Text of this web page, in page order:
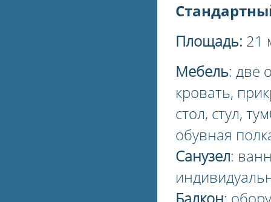
Площадь: 21
Мебель: две
кровать,
стол, стул,
обувная
Санузел: